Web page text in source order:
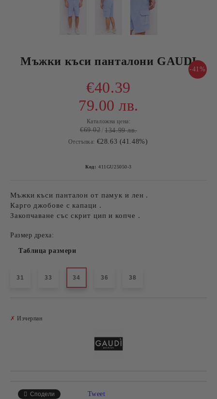
Мъжки къси панталони GAUDI
-41%
€40.39
79.00 лв.
Каталожна цена:
€69.02 134.99 лв.
Отстъпка: €28.63 (41.48%)
Код: 411GU25050-3
Мъжки къси панталон от памук и лен .
Карго джобове с капаци .
Закопчаване със скрит цип и копче .
Размер дреха:
Таблица размери
31 33 34 36 38
✗ Изчерпан
Сподели Tweet